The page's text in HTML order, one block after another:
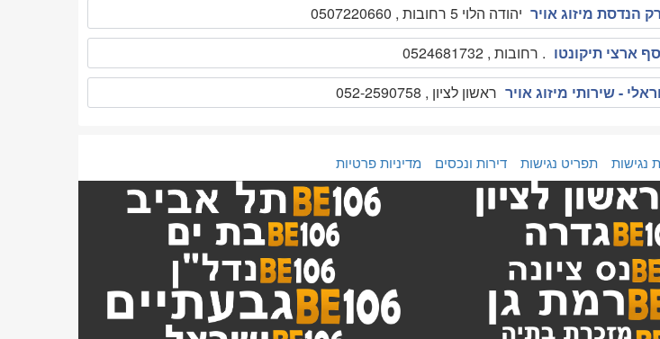
הנדסת מיזוג אויר יהודה הלוי 5 רחובות , 0507220660
ארצי תיקונטו . רחובות , 0524681732
- שירותי מיזוג אויר ראשון לציון , 052-2590758
נגישות תפריט נגישות דירות ונכסים מדיניות פרטיות